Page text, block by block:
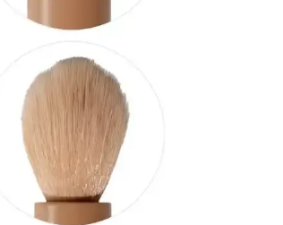
SS26时尚大牌低至5.5折
Suit Negozi
Mytheresa：折扣区时尚上新热卖 关注
TOTEME、ZIMMERMAN 等
享额外9折
Mytheresa
Macy's：Lancome 兰蔻美妆大促低至5折
满赠三重好礼